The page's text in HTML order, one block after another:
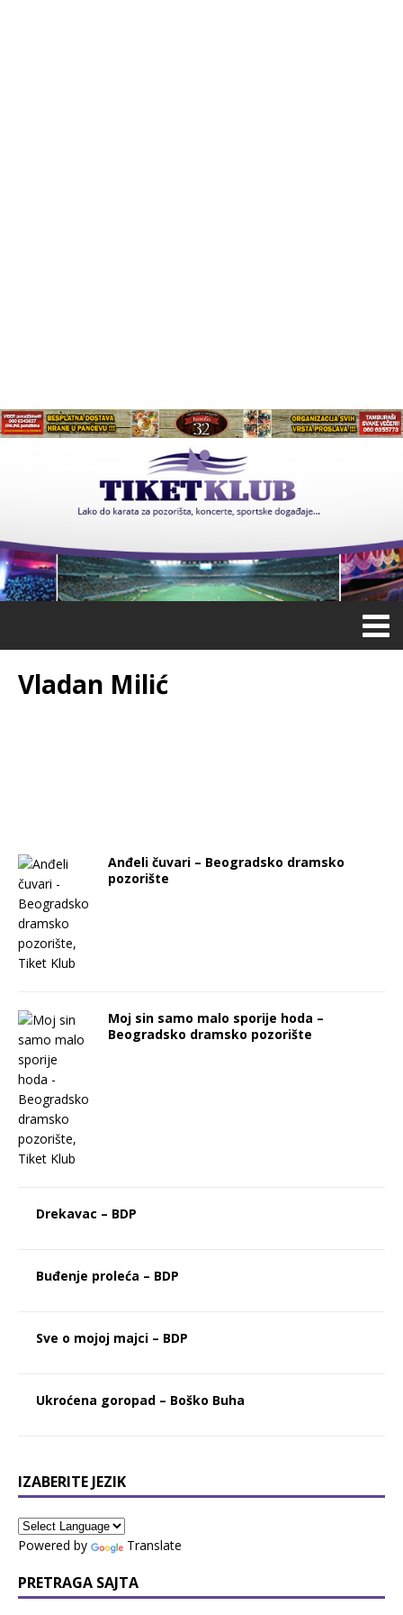
Vladan Milić
Anđeli čuvari – Beogradsko dramsko
pozorište
Moj sin samo malo sporije hoda –
Beogradsko dramsko pozorište
Drekavac – BDP
Buđenje proleća – BDP
Sve o mojoj majci – BDP
Ukroćena goropad – Boško Buha
IZABERITE JEZIK
Powered by Translate
PRETRAGA SAJTA